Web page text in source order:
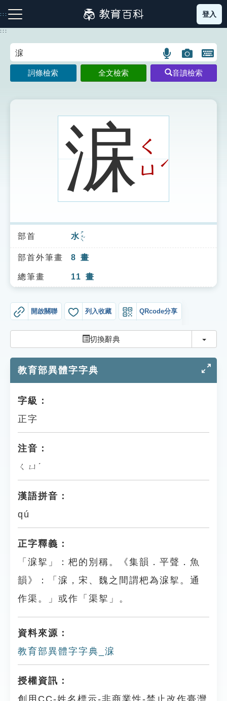
到
主
:::
注音索引圖示 筆畫索引圖示 部首索引表圖示
索引選單
知識索引
單字索引
遊戲專區
教學應用
貓頭鷹博士
登入
:::
語
言
搜
示
圖
片
搜
開
鍵
圖
詞條檢索 全文檢索 音讀檢索
淭 ㄑ
ㄩˊ
部首 水 ㄕㄨㄟˇ
部首外筆畫 8 畫
總筆畫 11 畫
開啟關聯 列入收藏 QRcode分享
切換辭典 切換
教育部異體字字典
字級：
正字
注音：
ㄑㄩˊ
漢語拼音：
qú
正字釋義：
「淭挐」：杷的別稱。《集韻．平聲．魚
韻》：「淭，宋、魏之間謂杷為淭挐。通
作渠。」或作「渠挐」。
資料來源：
教育部異體字字典_淭
授權資訊：
創用CC-姓名標示-非商業性-禁止改作臺灣